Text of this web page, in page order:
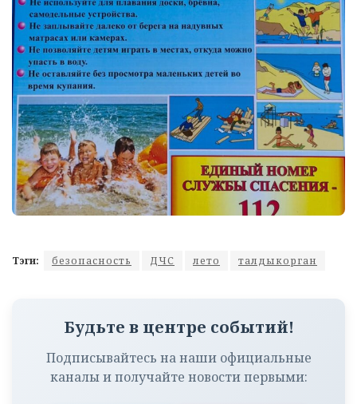
Тэги: безопасность ДЧС лето талдыкорган
Будьте в центре событий!
Подписывайтесь на наши официальные
каналы и получайте новости первыми: